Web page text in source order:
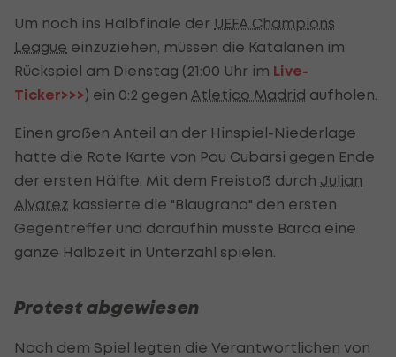
Um noch ins Halbfinale der UEFA Champions
League einzuziehen, müssen die Katalanen im
Rückspiel am Dienstag (21:00 Uhr im Live-
Ticker>>>) ein 0:2 gegen Atletico Madrid aufholen.
Einen großen Anteil an der Hinspiel-Niederlage
hatte die Rote Karte von Pau Cubarsi gegen Ende
der ersten Hälfte. Mit dem Freistoß durch Julian
Alvarez kassierte die "Blaugrana" den ersten
Gegentreffer und daraufhin musste Barca eine
ganze Halbzeit in Unterzahl spielen.
Protest abgewiesen
Nach dem Spiel legten die Verantwortlichen von